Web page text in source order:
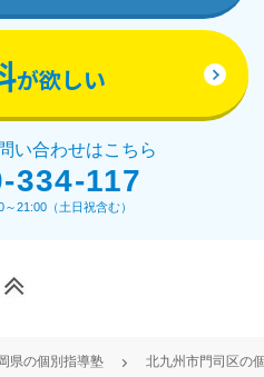
が欲しい
い合わせはこちら
334-117
～21:00（土日祝含む）
県の個別指導塾 北九州市門司区の